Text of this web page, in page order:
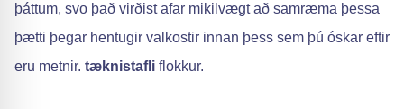
þáttum, svo það virðist afar mikilvægt að samræma þessa
þætti þegar hentugir valkostir innan þess sem þú óskar eftir
eru metnir. tæknistafli flokkur.